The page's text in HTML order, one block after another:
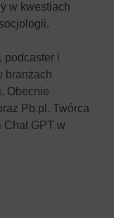
w kwestiach
podcaster i
branżach
Obecnie
Pb.pl. Twórca
Chat GPT w